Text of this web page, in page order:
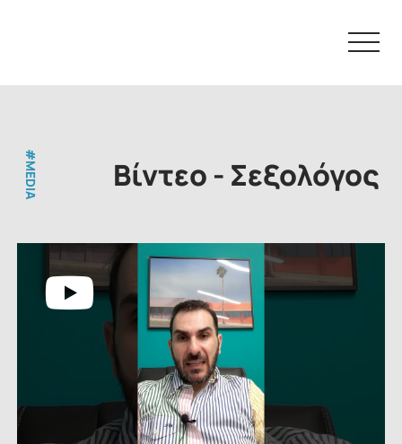
#MEDIA Βίντεο - Σεξολόγος